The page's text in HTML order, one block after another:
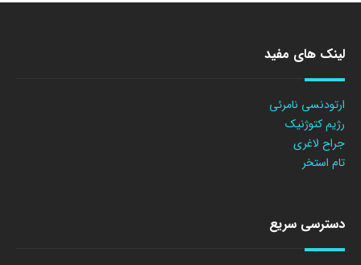
لینک های مفید
ارتودنسی نامرئی
رژیم کتوژنیک
جراح لاغری
تام استخر
دسترسی سریع